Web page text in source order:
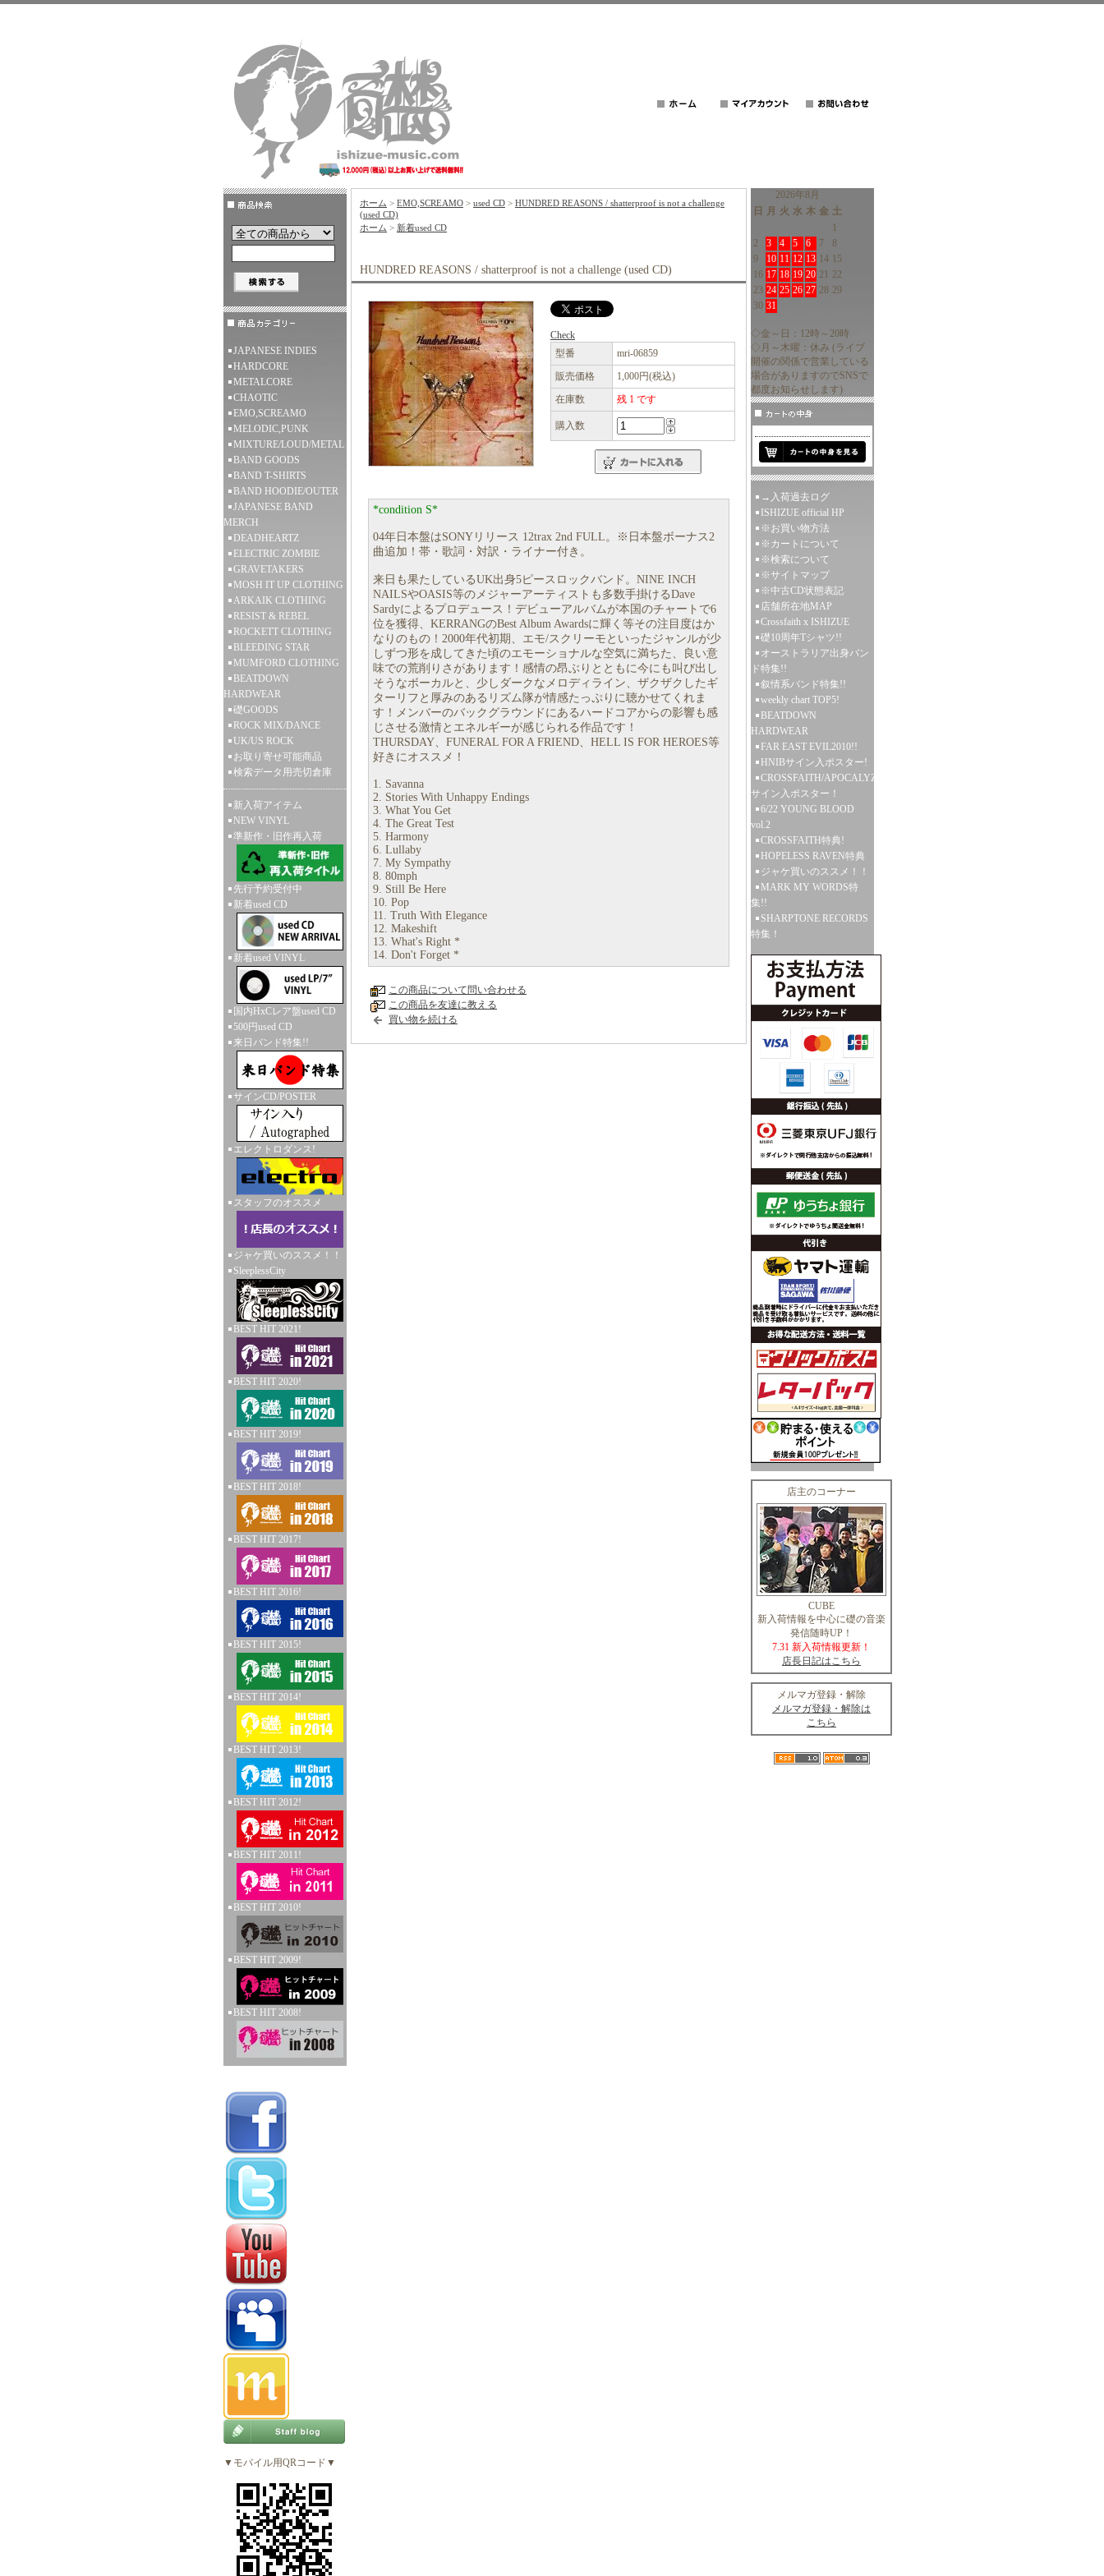
JAPANESE INDIES
HARDCORE
METALCORE
CHAOTIC
EMO,SCREAMO
MELODIC,PUNK
MIXTURE/LOUD/METAL
BAND GOODS
BAND T-SHIRTS
BAND HOODIE/OUTER
JAPANESE BAND
MERCH
DEADHEARTZ
ELECTRIC ZOMBIE
GRAVETAKERS
MOSH IT UP CLOTHING
ARKAIK CLOTHING
RESIST & REBEL
ROCKETT CLOTHING
BLEEDING STAR
MUMFORD CLOTHING
BEATDOWN
HARDWEAR
礎GOODS
ROCK MIX/DANCE
UK/US ROCK
お取り寄せ可能商品
検索データ用売切倉庫
新入荷アイテム
NEW VINYL
準新作・旧作再入荷
先行予約受付中
新着used CD
新着used VINYL
国内HxCレア盤used CD
500円used CD
来日バンド特集!!
サインCD/POSTER
エレクトロダンス!
スタッフのオススメ
ジャケ買いのススメ！！
SleeplessCity
BEST HIT 2021!
BEST HIT 2020!
BEST HIT 2019!
BEST HIT 2018!
BEST HIT 2017!
BEST HIT 2016!
BEST HIT 2015!
BEST HIT 2014!
BEST HIT 2013!
BEST HIT 2012!
BEST HIT 2011!
BEST HIT 2010!
BEST HIT 2009!
BEST HIT 2008!
▼モバイル用QRコード▼
ホーム > EMO,SCREAMO > used CD > HUNDRED REASONS / shatterproof is not a challenge
(used CD)
ホーム > 新着used CD
HUNDRED REASONS / shatterproof is not a challenge (used CD)
Check
型番
mri-06859
販売価格
1,000円(税込)
在庫数
残 1 です
購入数
*condition S*
04年日本盤はSONYリリース 12trax 2nd FULL。※日本盤ボーナス2
曲追加！帯・歌詞・対訳・ライナー付き。
来日も果たしているUK出身5ピースロックバンド。NINE INCH
NAILSやOASIS等のメジャーアーティストも多数手掛けるDave
Sardyによるプロデュース！デビューアルバムが本国のチャートで6
位を獲得、KERRANGのBest Album Awardsに輝く等その注目度はか
なりのもの！2000年代初期、エモ/スクリーモといったジャンルが少
しずつ形を成してきた頃のエモーショナルな空気に満ちた、良い意
味での荒削りさがあります！感情の昂ぶりとともに今にも叫び出し
そうなボーカルと、少しダークなメロディライン、ザクザクしたギ
ターリフと厚みのあるリズム隊が情感たっぷりに聴かせてくれま
す！メンバーのバックグラウンドにあるハードコアからの影響も感
じさせる激情とエネルギーが感じられる作品です！
THURSDAY、FUNERAL FOR A FRIEND、HELL IS FOR HEROES等
好きにオススメ！
1. Savanna
2. Stories With Unhappy Endings
3. What You Get
4. The Great Test
5. Harmony
6. Lullaby
7. My Sympathy
8. 80mph
9. Still Be Here
10. Pop
11. Truth With Elegance
12. Makeshift
13. What's Right *
14. Don't Forget *
この商品について問い合わせる
この商品を友達に教える
買い物を続ける
2026年8月
日
月 火 水 木 金 土
1
2
3 4 5 6 7
8
9
10 11 12 13 14 15
16 17 18 19 20 21 22
23 24 25 26 27 28 29
30 31
◇金～日：12時～20時
◇月～木曜：休み (ライブ
開催の関係で営業している
場合がありますのでSNSで
都度お知らせします)
→入荷過去ログ
ISHIZUE official HP
※お買い物方法
※カートについて
※検索について
※サイトマップ
※中古CD状態表記
店舗所在地MAP
Crossfaith x ISHIZUE
礎10周年Tシャツ!!
オーストラリア出身バン
ド特集!!
叙情系バンド特集!!
weekly chart TOP5!
BEATDOWN
HARDWEAR
FAR EAST EVIL2010!!
HNIBサイン入ポスター!
CROSSFAITH/APOCALYZE
サイン入ポスター！
6/22 YOUNG BLOOD
vol.2
CROSSFAITH特典!
HOPELESS RAVEN特典
ジャケ買いのススメ！！
MARK MY WORDS特
集!!
SHARPTONE RECORDS
特集！
店主のコーナー
CUBE
新入荷情報を中心に礎の音楽
発信随時UP！
7.31 新入荷情報更新！
店長日記はこちら
メルマガ登録・解除
メルマガ登録・解除は
こちら